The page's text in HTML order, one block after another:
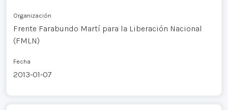
Organización
Frente Farabundo Martí para la Liberación Nacional
(FMLN)
Fecha
2013-01-07